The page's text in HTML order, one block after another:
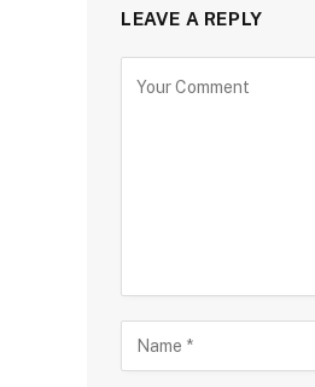
LEAVE A REPLY